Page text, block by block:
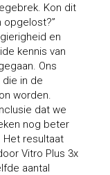
Kon dit
en
kennis van
Ons
in de
worden.
dat we
nog beter
Het resultaat
Vitro Plus 3x
aantal